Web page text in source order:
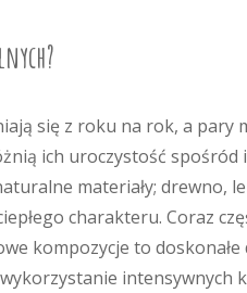
się z roku na rok, a pary
ich uroczystość spośród
materiały; drewno,
charakteru. Coraz
kompozycje to
intensywnych